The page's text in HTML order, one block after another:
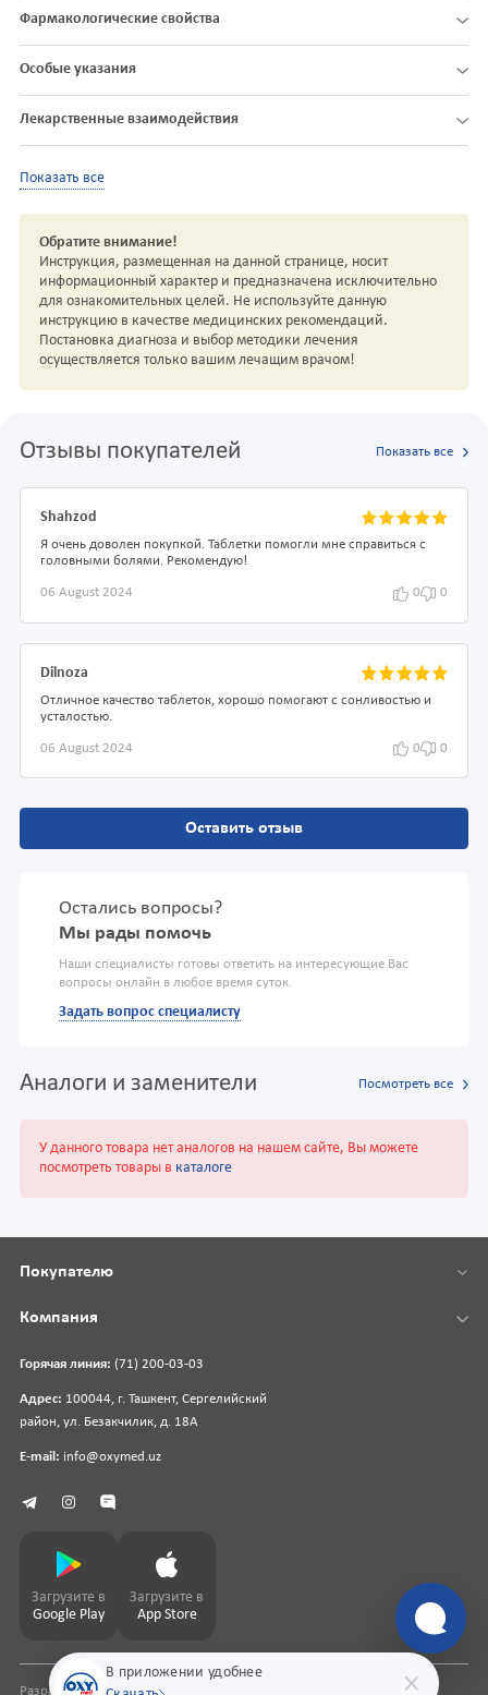
Фармакологические свойства
Особые указания
Лекарственные взаимодействия
Показать все
Обратите внимание!
Инструкция, размещенная на данной странице, носит
информационный характер и предназначена исключительно
для ознакомительных целей. Не используйте данную
инструкцию в качестве медицинских рекомендаций.
Постановка диагноза и выбор методики лечения
осуществляется только вашим лечащим врачом!
Отзывы покупателей Показать все
Shahzod
Я очень доволен покупкой. Таблетки помогли мне справиться с
головными болями. Рекомендую!
06 August 2024 0 0
Dilnoza
Отличное качество таблеток, хорошо помогают с сонливостью и
усталостью.
06 August 2024 0 0
Оставить отзыв
Остались вопросы?
Мы рады помочь
Наши специалисты готовы ответить на интересующие Вас
вопросы онлайн в любое время суток.
Задать вопрос специалисту
Аналоги и заменители Посмотреть все
У данного товара нет аналогов на нашем сайте, Вы можете
посмотреть товары в каталоге
В приложении удобнее
Горячая линия: (71) 200-03-03
Адрес: 100044, г. Ташкент, Сергелийский
район, ул. Безакчилик, д. 18А
E-mail: info@oxymed.uz
Покупателю
Компания
Загрузите в
Google Play
Загрузите в
App Store
Разработка сайтаpharmit.uz